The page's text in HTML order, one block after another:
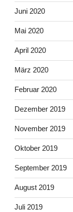
Juni 2020
Mai 2020
April 2020
März 2020
Februar 2020
Dezember 2019
November 2019
Oktober 2019
September 2019
August 2019
Juli 2019